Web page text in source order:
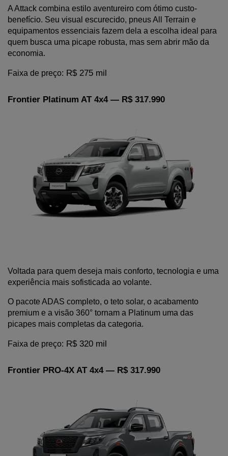
A Attack combina estilo aventureiro com ótimo custo-
benefício. Seu visual escurecido, pneus All Terrain e
equipamentos essenciais fazem dela a escolha ideal para
quem busca uma picape robusta, mas sem abrir mão da
economia.
Faixa de preço: R$ 275 mil
Frontier Platinum AT 4x4 — R$ 317.990
Voltada para quem deseja mais conforto, tecnologia e uma
experiência mais sofisticada ao volante.
O pacote ADAS completo, o teto solar, o acabamento
premium e a visão 360° tornam a Platinum uma das
picapes mais completas da categoria.
Faixa de preço: R$ 320 mil
Frontier PRO-4X AT 4x4 — R$ 317.990